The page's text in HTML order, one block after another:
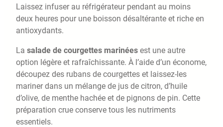
Laissez infuser au réfrigérateur pendant au moins
deux heures pour une boisson désaltérante et riche en
antioxydants.
La salade de courgettes marinées est une autre
option légère et rafraîchissante. À l’aide d’un économe,
découpez des rubans de courgettes et laissez-les
mariner dans un mélange de jus de citron, d’huile
d’olive, de menthe hachée et de pignons de pin. Cette
préparation crue conserve tous les nutriments
essentiels.